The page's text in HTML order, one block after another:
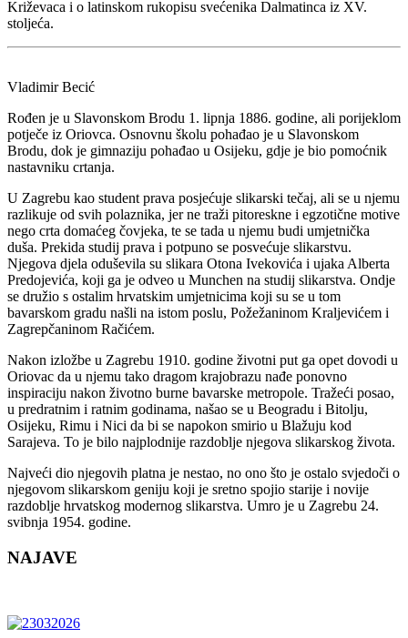
Križevaca i o latinskom rukopisu svećenika Dalmatinca iz XV.
stoljeća.
Vladimir Becić
Rođen je u Slavonskom Brodu 1. lipnja 1886. godine, ali porijeklom
potječe iz Oriovca. Osnovnu školu pohađao je u Slavonskom
Brodu, dok je gimnaziju pohađao u Osijeku, gdje je bio pomoćnik
nastavniku crtanja.
U Zagrebu kao student prava posjećuje slikarski tečaj, ali se u njemu
razlikuje od svih polaznika, jer ne traži pitoreskne i egzotične motive
nego crta domaćeg čovjeka, te se tada u njemu budi umjetnička
duša. Prekida studij prava i potpuno se posvećuje slikarstvu.
Njegova djela oduševila su slikara Otona Ivekovića i ujaka Alberta
Predojevića, koji ga je odveo u Munchen na studij slikarstva. Ondje
se družio s ostalim hrvatskim umjetnicima koji su se u tom
bavarskom gradu našli na istom poslu, Požežaninom Kraljevićem i
Zagrepčaninom Račićem.
Nakon izložbe u Zagrebu 1910. godine životni put ga opet dovodi u
Oriovac da u njemu tako dragom krajobrazu nađe ponovno
inspiraciju nakon životno burne bavarske metropole. Tražeći posao,
u predratnim i ratnim godinama, našao se u Beogradu i Bitolju,
Osijeku, Rimu i Nici da bi se napokon smirio u Blažuju kod
Sarajeva. To je bilo najplodnije razdoblje njegova slikarskog života.
Najveći dio njegovih platna je nestao, no ono što je ostalo svjedoči o
njegovom slikarskom geniju koji je sretno spojio starije i novije
razdoblje hrvatskog modernog slikarstva. Umro je u Zagrebu 24.
svibnja 1954. godine.
NAJAVE